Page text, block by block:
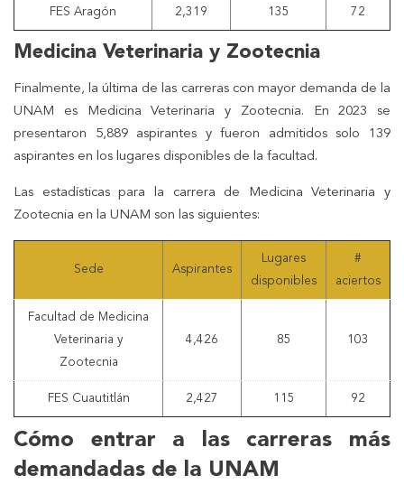
FES Aragón 2,319 135 72
Medicina Veterinaria y Zootecnia
Finalmente, la última de las carreras con mayor demanda de la
UNAM es Medicina Veterinaria y Zootecnia. En 2023 se
presentaron 5,889 aspirantes y fueron admitidos solo 139
aspirantes en los lugares disponibles de la facultad.
Las estadísticas para la carrera de Medicina Veterinaria y
Zootecnia en la UNAM son las siguientes:
Sede Aspirantes
Lugares
disponibles
#
aciertos
Facultad de Medicina
Veterinaria y
Zootecnia
4,426 85 103
FES Cuautitlán 2,427 115 92
Cómo entrar a las carreras más
demandadas de la UNAM